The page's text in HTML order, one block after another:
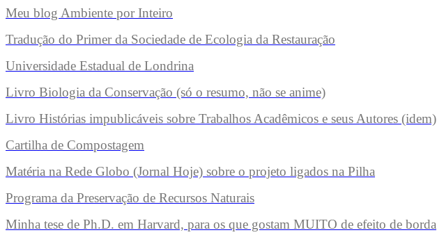
Meu blog Ambiente por Inteiro
Tradução do Primer da Sociedade de Ecologia da Restauração
Universidade Estadual de Londrina
Livro Biologia da Conservação (só o resumo, não se anime)
Livro Histórias impublicáveis sobre Trabalhos Acadêmicos e seus Autores (idem)
Cartilha de Compostagem
Matéria na Rede Globo (Jornal Hoje) sobre o projeto ligados na Pilha
Programa da Preservação de Recursos Naturais
Minha tese de Ph.D. em Harvard, para os que gostam MUITO de efeito de borda